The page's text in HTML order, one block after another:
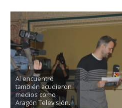
Al encuentro
también acudieron
medios como
Aragón Televisión.